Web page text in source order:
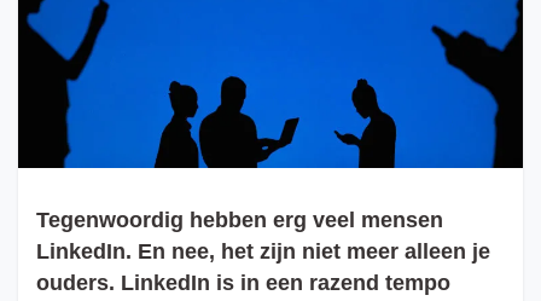
Tegenwoordig hebben erg veel mensen
LinkedIn. En nee, het zijn niet meer alleen je
ouders. LinkedIn is in een razend tempo